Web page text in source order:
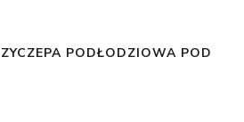
PODŁODZIOWA POD